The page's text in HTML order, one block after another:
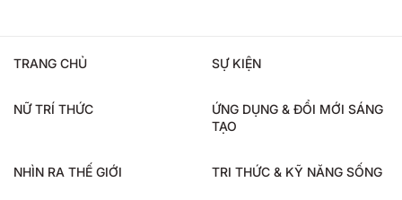
TRANG CHỦ SỰ KIỆN
NỮ TRÍ THỨC
ỨNG DỤNG & ĐỔI MỚI SÁNG
TẠO
NHÌN RA THẾ GIỚI TRI THỨC & KỸ NĂNG SỐNG